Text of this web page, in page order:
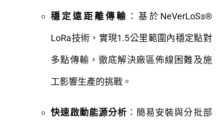
穩定遠距離傳輸 ：基於NeVerLoSs®
LoRa技術，實現1.5公里範圍內穩定點對
多點傳輸，徹底解決廠區佈線困難及施
工影響生產的挑戰。
快速啟動能源分析 ：簡易安裝與分批部